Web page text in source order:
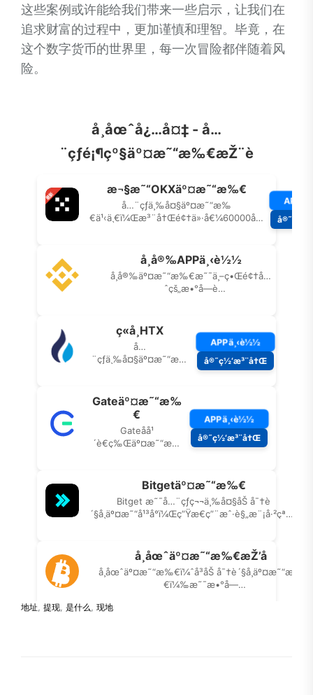
这些案例或许能给我们带来一些启示，让我们在
追求财富的过程中，更加谨慎和理智。毕竟，在
这个数字货币的世界里，每一次冒险都伴随着风
险。
地址, 提现, 是什么, 现地